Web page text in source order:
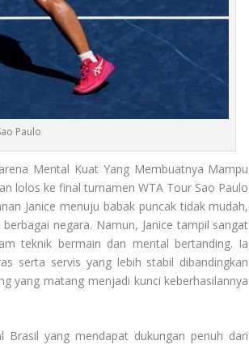
Paulo
Mental Kuat Yang Membuatnya Mampu
lolos ke final turnamen WTA Tour Sao Paulo
Janice menuju babak puncak tidak mudah,
negara. Namun, Janice tampil sangat
teknik bermain dan mental bertanding. Ia
serta servis yang lebih stabil dibandingkan
yang matang menjadi kunci keberhasilannya
Brasil yang mendapat dukungan penuh dari